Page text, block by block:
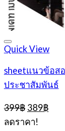
Quick View
sheetแนวข้อส
ประชาสัมพันธ์
399฿ Original
price
was:
389฿
ลดราคา!